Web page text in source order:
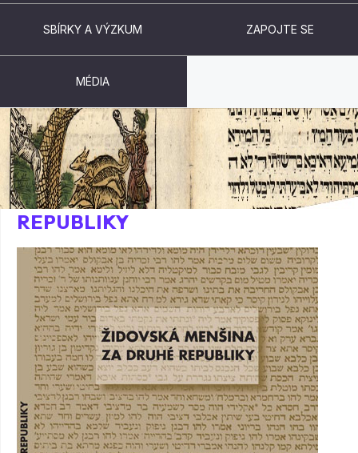
SBÍRKY A VÝZKUM ZAPOJTE SE
MÉDIA
ŽIDOVSKÁ MENŠINA ZA DRUHÉ
REPUBLIKY